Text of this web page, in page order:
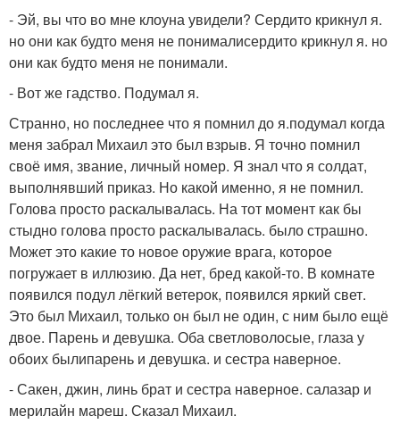
- Эй, вы что во мне клоуна увидели? Сердито крикнул я.
но они как будто меня не понималисердито крикнул я. но
они как будто меня не понимали.
- Вот же гадство. Подумал я.
Странно, но последнее что я помнил до я.подумал когда
меня забрал Михаил это был взрыв. Я точно помнил
своё имя, звание, личный номер. Я знал что я солдат,
выполнявший приказ. Но какой именно, я не помнил.
Голова просто раскалывалась. На тот момент как бы
стыдно голова просто раскалывалась. было страшно.
Может это какие то новое оружие врага, которое
погружает в иллюзию. Да нет, бред какой-то. В комнате
появился подул лёгкий ветерок, появился яркий свет.
Это был Михаил, только он был не один, с ним было ещё
двое. Парень и девушка. Оба светловолосые, глаза у
обоих былипарень и девушка. и сестра наверное.
- Сакен, джин, линь брат и сестра наверное. салазар и
мерилайн мареш. Сказал Михаил.